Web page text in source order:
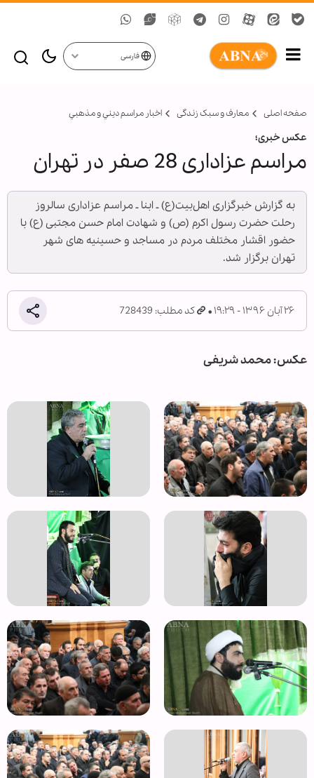
فارسی
صفحه اصلی معارف و سبک زندگی اخبار مراسم ديني و مذهبي
عکس خبری؛
مراسم عزاداری 28 صفر در تهران
به گزارش خبرگزاری اهل‌بیت(ع) ـ ابنا ـ مراسم عزاداری سالروز
رحلت حضرت رسول اکرم (ص) و شهادت امام حسن مجتبی (ع) با
حضور اقشار مختلف مردم در مساجد و حسینیه های شهر
تهران برگزار شد.
۲۶ آبان ۱۳۹۶ - ۱۹:۲۹ کد مطلب: 728439
عکس: محمد شریفی